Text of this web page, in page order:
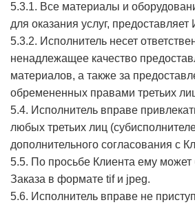
5.3.1. Все материалы и
для оказания услуг, предоставляет
5.3.2. Исполнитель несет
ненадлежащее качество
материалов, а также за
обремененных правами третьих
5.4. Исполнитель вправе
любых третьих лиц
дополнительного согласования с
5.5. По просьбе Клиента ему
Заказа в формате tif и jpeg.
5.6. Исполнитель вправе не